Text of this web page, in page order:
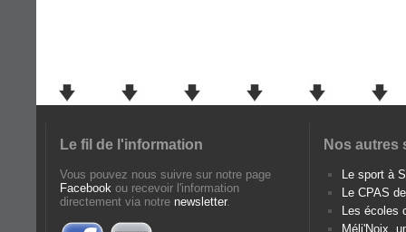
Le fil de l'information
Vous pouvez nous suivre sur notre page
Facebook ou recevoir l'information
directement via notre newsletter.
Nos autres
Le sport à
Le CPAS
Les écoles
Méli'Noix,